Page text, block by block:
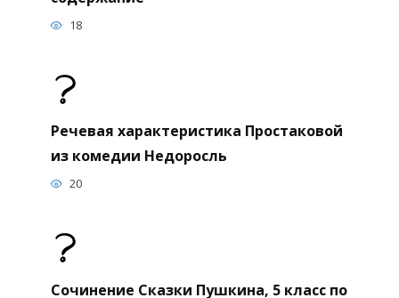
18
Речевая характеристика Простаковой
из комедии Недоросль
20
Сочинение Сказки Пушкина, 5 класс по